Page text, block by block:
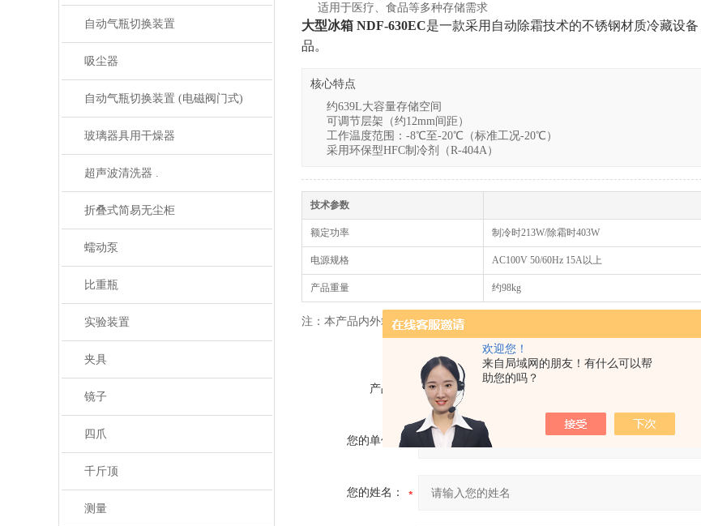
欢迎您！
来自局域网的朋友！有什么可以帮
助您的吗？
自动气瓶切换装置
吸尘器
自动气瓶切换装置 (电磁阀门式)
玻璃器具用干燥器
超声波清洗器 .
折叠式简易无尘柜
蠕动泵
比重瓶
实验装置
夹具
镜子
四爪
千斤顶
测量
适用于医疗、食品等多种存储需求
大型冰箱 NDF-630EC是一款采用自动除霜技术的不锈钢材质冷藏设
品。
核心特点
约639L大容量存储空间
可调节层架（约12mm间距）
工作温度范围：-8℃至-20℃（标准工况-20℃）
采用环保型HFC制冷剂（R-404A）
技术参数
额定功率 制冷时213W/除霜时403W
电源规格 AC100V 50/60Hz 15A以上
产品重量 约98kg
注：本产品内外箱体均采用防腐蚀不锈钢材质，符合相关行业标准。
产品：
您的单位：
您的姓名：